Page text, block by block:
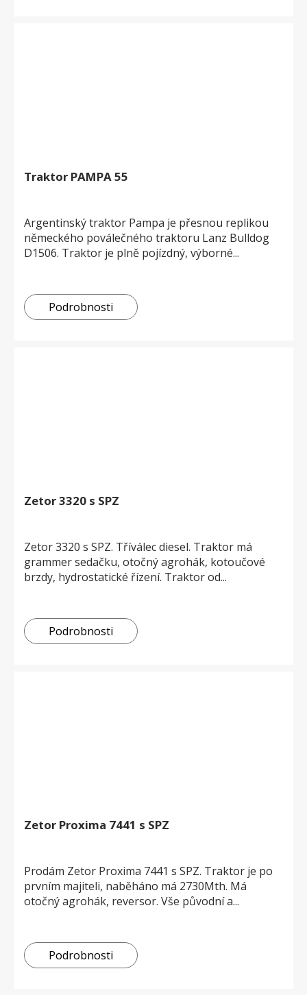
Traktor PAMPA 55
Argentinský traktor Pampa je přesnou replikou
německého poválečného traktoru Lanz Bulldog
D1506. Traktor je plně pojízdný, výborné...
Podrobnosti
Zetor 3320 s SPZ
Zetor 3320 s SPZ. Tříválec diesel. Traktor má
grammer sedačku, otočný agrohák, kotoučové
brzdy, hydrostatické řízení. Traktor od...
Podrobnosti
Zetor Proxima 7441 s SPZ
Prodám Zetor Proxima 7441 s SPZ. Traktor je po
prvním majiteli, naběháno má 2730Mth. Má
otočný agrohák, reversor. Vše původní a...
Podrobnosti